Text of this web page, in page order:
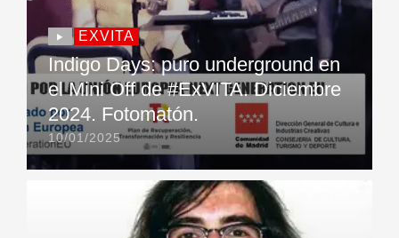
EXVITA
Indigo Days: puro underground en
el Mini Off de #ExVITA. Diciembre
2024. Fotomatón.
10/01/2025